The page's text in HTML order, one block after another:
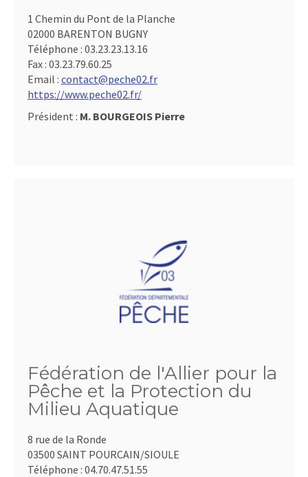
1 Chemin du Pont de la Planche
02000 BARENTON BUGNY
Téléphone : 03.23.23.13.16
Fax : 03.23.79.60.25
Email : contact@peche02.fr
https://www.peche02.fr/
Président : M. BOURGEOIS Pierre
Fédération de l'Allier pour la
Pêche et la Protection du
Milieu Aquatique
8 rue de la Ronde
03500 SAINT POURCAIN/SIOULE
Téléphone : 04.70.47.51.55